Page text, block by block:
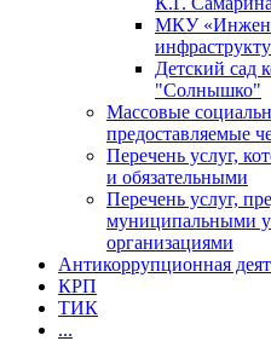
МКУ
Детский сад
"Солнышко"
Массовые
предоставляемые
Перечень услуг,
и обязательными
Перечень услуг,
муниципальными
организациями
Антикоррупционная
КРП
ТИК
...